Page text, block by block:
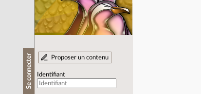
Se connecter Proposer un contenu
Identifiant